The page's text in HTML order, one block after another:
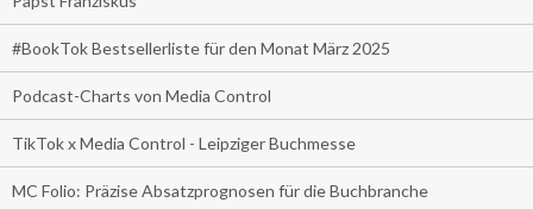
#BookTok Bestsellerliste für den Monat März 2025
Podcast-Charts von Media Control
TikTok x Media Control - Leipziger Buchmesse
MC Folio: Präzise Absatzprognosen für die Buchbranche